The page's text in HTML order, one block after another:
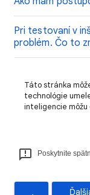
Pri testovaní v
problém. Čo to
Táto stránka
technológie
inteligencie môžu
Poskytnite